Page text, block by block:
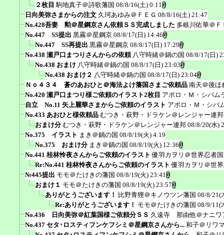
２枚目 駒地真子＠詩歌藩国 08/8/16(土) 0:11
日向美弥さまからの注文 久珂あゆみ＠ＦＥＧ 08/8/16(土) 21:47
No.428吾妻 勲＠星鋼京さん依頼ＳＳ完成しました 多岐川佑華＠Ｆ
No.447 SS提出 黒霧＠星鋼京 08/8/17(日) 14:46
No.447 SS再提出 黒霧＠星鋼京 08/8/17(日) 17:29
No.438 瀬戸口まつりさんからの依頼 八守時緒＠鍋の国 08/8/17(日)
No.438 おまけ 八守時緒＠鍋の国 08/8/17(日) 23:03
No.438 おまけ２ 八守時緒＠鍋の国 08/8/17(日) 23:04
Ｎｏ４３４ 蒼のあおひと＠海法よけ藩国さまご依頼品 南天＠後ほ
No.420 瀬戸口まつり様ご依頼のイラスト2枚目 アポロ・Ｍ・シバム
自立 No.11 矢上麗華さまからご依頼のイラスト アポロ・Ｍ・シバ
No.433 あおひと様依頼品 むつき・萩野・ドラケン＠レンジャー連邦
おまけ分 むつき・萩野・ドラケン＠レンジャー連邦 08/8/20(水)
No.375 イラスト まき＠鍋の国 08/8/19(火) 4:19
No.375 おまけ分 まき＠鍋の国 08/8/19(火) 12:36
No.441 桂林怜夜さんからご依頼のイラスト 優羽カヲリ＠世界忍者国
Re:No.441 桂林怜夜さんからご依頼のイラスト 優羽カヲリ＠世
№445提出 モモ＠たけきの藩国 08/8/19(火) 23:41
おまけ１ モモ＠たけきの藩国 08/8/19(火) 23:57
ありがとうございます！
比野青狸＠キノウツン藩国 08/8/21(
Re:ありがとうございます！ モモ＠たけきの藩国 08/9/11(
No.436 日向美弥＠紅葉国様ご依頼分ＳＳ 久遠寺 那由他＠ナニワ
No.437 セタ･ロスティフンケフシミ＠星鋼京さんから... 和子＠リワ